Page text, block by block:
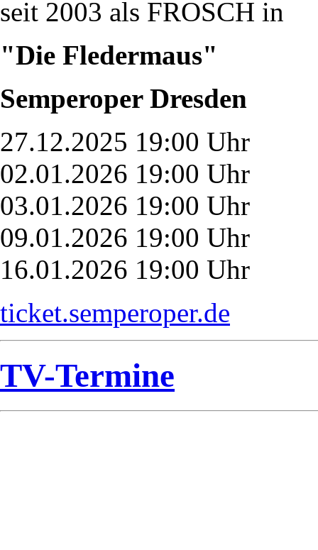
seit 2003 als FROSCH in
"Die Fledermaus"
Semperoper Dresden
27.12.2025 19:00 Uhr
02.01.2026 19:00 Uhr
03.01.2026 19:00 Uhr
09.01.2026 19:00 Uhr
16.01.2026 19:00 Uhr
ticket.semperoper.de
TV-Termine